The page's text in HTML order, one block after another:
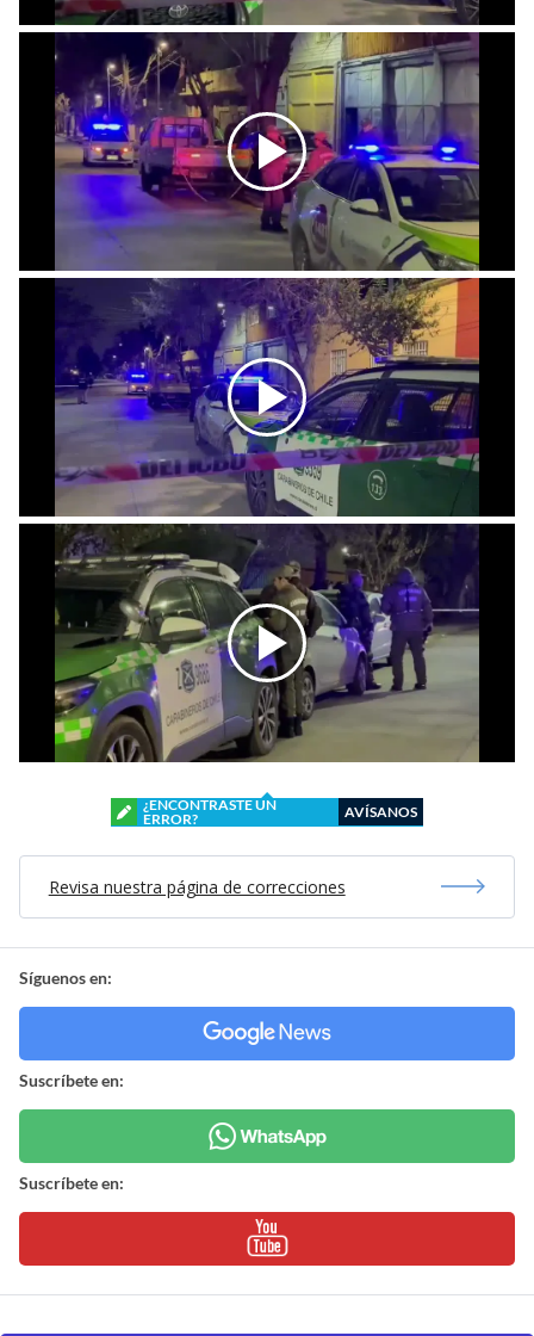
¿ENCONTRASTE UN
ERROR?
AVÍSANOS
Revisa nuestra página de correcciones
Síguenos en:
Suscríbete en:
Suscríbete en: